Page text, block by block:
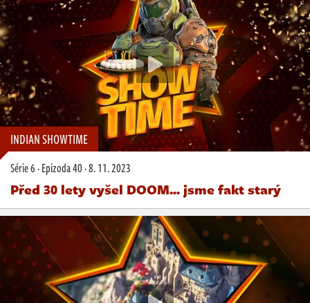
INDIAN SHOWTIME
Série 6·Epizoda 40·8. 11. 2023
Před 30 lety vyšel DOOM... jsme fakt starý